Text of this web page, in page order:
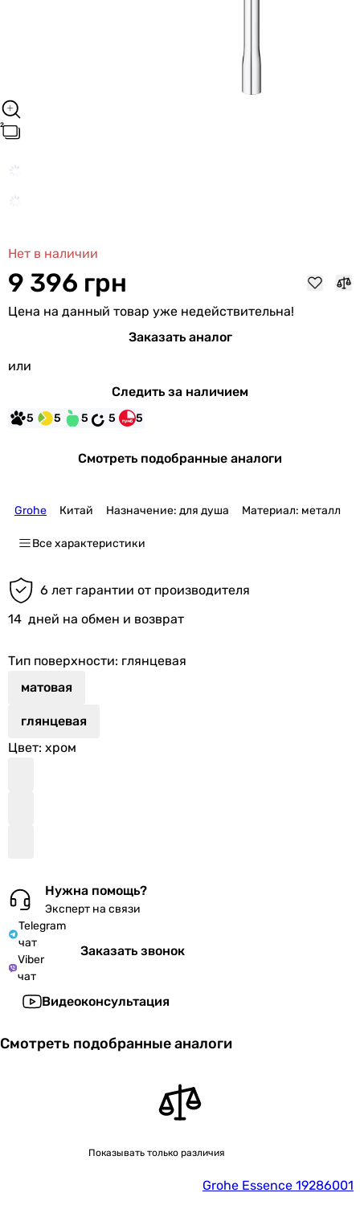
Нет в наличии
9 396 грн
Цена на данный товар уже недействительна!
Заказать аналог
или
Следить за наличием
5 5 5 5 5
Смотреть подобранные аналоги
Grohe Китай Назначение: для душа Материал: металл
Все характеристики
6 лет гарантии от производителя
14 дней на обмен и возврат
Тип поверхности: глянцевая
матовая
глянцевая
Цвет: хром
Нужна помощь?
Эксперт на связи
Telegram
чат
Viber
чат
Заказать звонок
Видеоконсультация
Смотреть подобранные аналоги
Показывать только различия
Grohe Essence 19286001